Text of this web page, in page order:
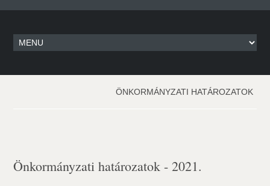
ÖNKORMÁNYZATI HATÁROZATOK
Önkormányzati határozatok - 2021.